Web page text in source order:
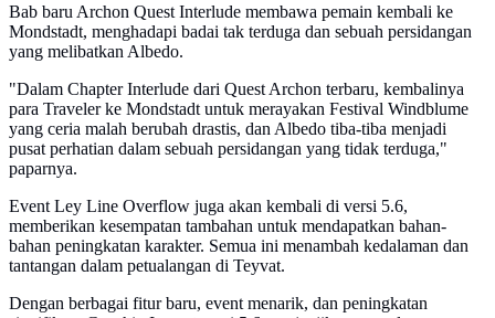
Bab baru Archon Quest Interlude membawa pemain kembali ke
Mondstadt, menghadapi badai tak terduga dan sebuah persidangan
yang melibatkan Albedo.
"Dalam Chapter Interlude dari Quest Archon terbaru, kembalinya
para Traveler ke Mondstadt untuk merayakan Festival Windblume
yang ceria malah berubah drastis, dan Albedo tiba-tiba menjadi
pusat perhatian dalam sebuah persidangan yang tidak terduga,"
paparnya.
Event Ley Line Overflow juga akan kembali di versi 5.6,
memberikan kesempatan tambahan untuk mendapatkan bahan-
bahan peningkatan karakter. Semua ini menambah kedalaman dan
tantangan dalam petualangan di Teyvat.
Dengan berbagai fitur baru, event menarik, dan peningkatan